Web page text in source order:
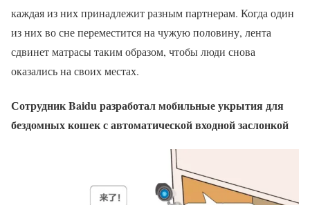
каждая из них принадлежит разным партнерам. Когда один
из них во сне переместится на чужую половину, лента
сдвинет матрасы таким образом, чтобы люди снова
оказались на своих местах.
Сотрудник Baidu разработал мобильные укрытия для
бездомных кошек с автоматической входной заслонкой